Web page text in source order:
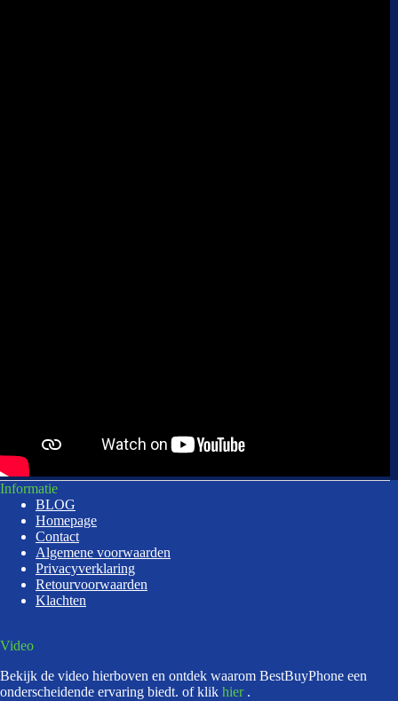
Informatie
BLOG
Homepage
Contact
Algemene voorwaarden
Privacyverklaring
Retourvoorwaarden
Klachten
Video
Bekijk de video hierboven en ontdek waarom BestBuyPhone een
onderscheidende ervaring biedt. of klik hier .